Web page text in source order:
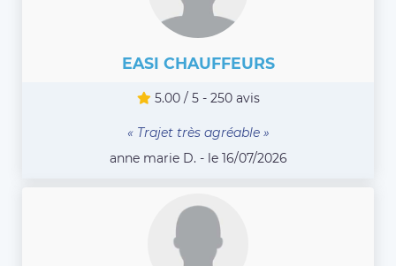
EASI CHAUFFEURS
5.00 / 5 - 250 avis
« Trajet très agréable »
anne marie D. - le 16/07/2026